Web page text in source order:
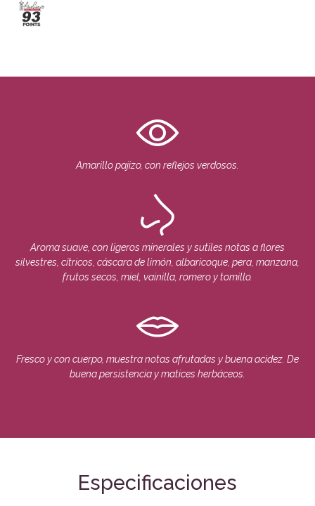
Amarillo pajizo, con reflejos verdosos.
Aroma suave, con ligeros minerales y sutiles notas a flores
silvestres, cítricos, cáscara de limón, albaricoque, pera, manzana,
frutos secos, miel, vainilla, romero y tomillo.
Fresco y con cuerpo, muestra notas afrutadas y buena acidez. De
buena persistencia y matices herbáceos.
Especificaciones